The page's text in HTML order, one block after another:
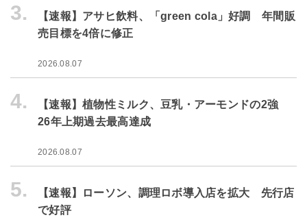
3.
【速報】アサヒ飲料、「green cola」好調 年間販
売目標を4倍に修正
2026.08.07
4.
【速報】植物性ミルク、豆乳・アーモンドの2強
26年上期過去最高達成
2026.08.07
5.
【速報】ローソン、調理ロボ導入店を拡大 先行店
で好評